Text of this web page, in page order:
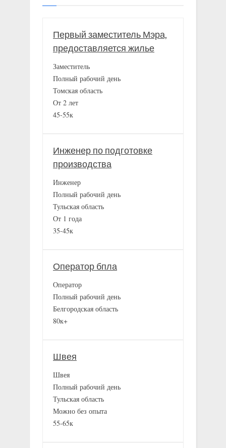
Первый заместитель Мэра,
предоставляется жилье
Заместитель
Полный рабочий день
Томская область
От 2 лет
45-55к
Инженер по подготовке
производства
Инженер
Полный рабочий день
Тульская область
От 1 года
35-45к
Оператор бпла
Оператор
Полный рабочий день
Белгородская область
80к+
Швея
Швея
Полный рабочий день
Тульская область
Можно без опыта
55-65к